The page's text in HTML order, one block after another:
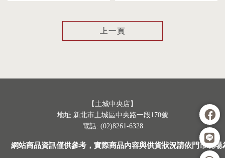
上一頁
【土城中央店】
地址:新北市土城區中央路一段170號
電話: (02)8261-6328
網站商品資訊僅供參考，實際商品內容與供貨狀況請依門市現場